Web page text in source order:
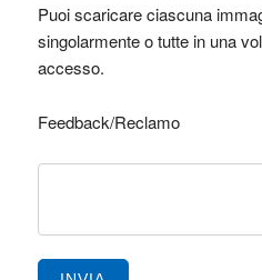
Puoi scaricare ciascuna
singolarmente o tutte in una
accesso.
Feedback/Reclamo